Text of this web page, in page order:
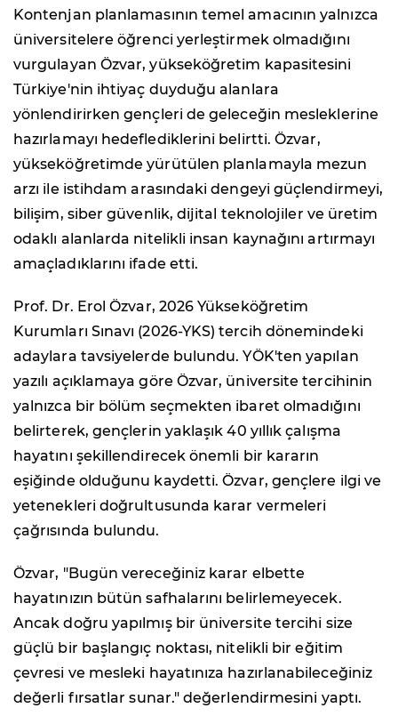
Kontenjan planlamasının temel amacının yalnızca
üniversitelere öğrenci yerleştirmek olmadığını
vurgulayan Özvar, yükseköğretim kapasitesini
Türkiye'nin ihtiyaç duyduğu alanlara
yönlendirirken gençleri de geleceğin mesleklerine
hazırlamayı hedeflediklerini belirtti. Özvar,
yükseköğretimde yürütülen planlamayla mezun
arzı ile istihdam arasındaki dengeyi güçlendirmeyi,
bilişim, siber güvenlik, dijital teknolojiler ve üretim
odaklı alanlarda nitelikli insan kaynağını artırmayı
amaçladıklarını ifade etti.
Prof. Dr. Erol Özvar, 2026 Yükseköğretim
Kurumları Sınavı (2026-YKS) tercih dönemindeki
adaylara tavsiyelerde bulundu. YÖK'ten yapılan
yazılı açıklamaya göre Özvar, üniversite tercihinin
yalnızca bir bölüm seçmekten ibaret olmadığını
belirterek, gençlerin yaklaşık 40 yıllık çalışma
hayatını şekillendirecek önemli bir kararın
eşiğinde olduğunu kaydetti. Özvar, gençlere ilgi ve
yetenekleri doğrultusunda karar vermeleri
çağrısında bulundu.
Özvar, "Bugün vereceğiniz karar elbette
hayatınızın bütün safhalarını belirlemeyecek.
Ancak doğru yapılmış bir üniversite tercihi size
güçlü bir başlangıç noktası, nitelikli bir eğitim
çevresi ve mesleki hayatınıza hazırlanabileceğiniz
değerli fırsatlar sunar." değerlendirmesini yaptı.